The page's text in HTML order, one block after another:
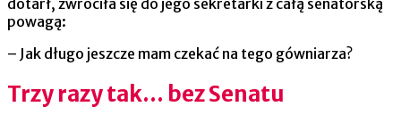
dotarł, zwróciła się do jego sekretarki z całą senatorską
powagą:
– Jak długo jeszcze mam czekać na tego gówniarza?
Trzy razy tak… bez Senatu